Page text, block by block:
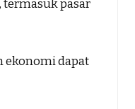
termasuk pasar
ekonomi dapat